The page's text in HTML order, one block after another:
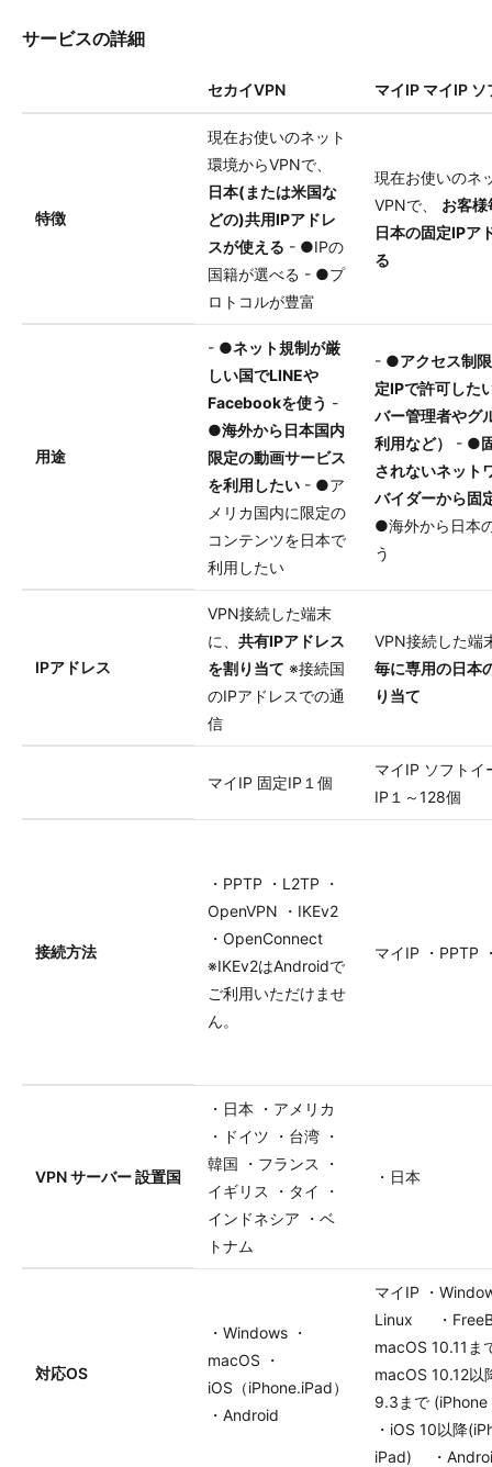
サービスの詳細
セカイVPN マイIP マイIP
特徴
現在お使いのネット
環境からVPNで、
日本(または米国な
どの)共用IPアドレ
スが使える - ●IPの
国籍が選べる - ●プ
ロトコルが豊富
現在お使いのネ
VPNで、 お客
日本の固定IPア
る
用途
- ●ネット規制が厳
しい国でLINEや
Facebookを使う -
●海外から日本国内
限定の動画サービス
を利用したい - ●ア
メリカ国内に限定の
コンテンツを日本で
利用したい
- ●アクセス制
定IPで許可した
バー管理者やグ
利用など）
- ●
されないネット
バイダーから固
●海外から日本
う
IPアドレス
VPN接続した端末
に、 共有IPアドレス
を割り当て ※接続国
のIPアドレスでの通
信
VPN接続した端
毎に専用の日本
り当て
マイIP 固定IP１個
マイIP ソフトイ
IP１～128個
接続方法
・PPTP ・L2TP ・
OpenVPN ・IKEv2
・OpenConnect
※IKEv2はAndroidで
ご利用いただけませ
ん。
マイIP ・PPTP
VPN サーバー 設置国
・日本 ・アメリカ
・ドイツ ・台湾 ・
韓国 ・フランス ・
イギリス ・タイ ・
インドネシア ・ベ
トナム
・日本
対応OS
・Windows ・
macOS ・
iOS（iPhone.iPad）
・Android
マイIP ・
Linux ・
macOS 10.11
macOS 10.12
9.3まで
・iOS 10以降
iPad) ・